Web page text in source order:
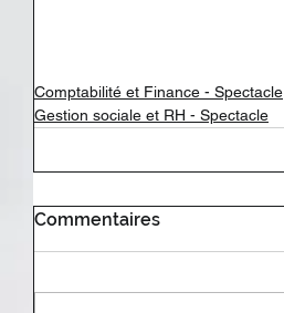
Comptabilité et Finance - Spectacle
Gestion sociale et RH - Spectacle
Commentaires